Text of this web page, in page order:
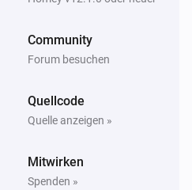
Community
Forum besuchen
Quellcode
Quelle anzeigen »
Mitwirken
Spenden »